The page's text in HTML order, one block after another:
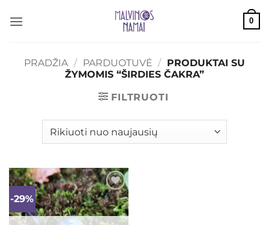
0
PRADŽIA / PARDUOTUVĖ / PRODUKTAI SU
ŽYMOMIS “ŠIRDIES ČAKRA”
FILTRUOTI
-29% Mėgstamiausias